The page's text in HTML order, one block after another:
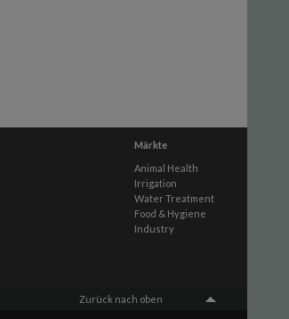
Märkte
Animal Health
Irrigation
Water Treatment
Food & Hygiene
Industry
Zurück nach oben